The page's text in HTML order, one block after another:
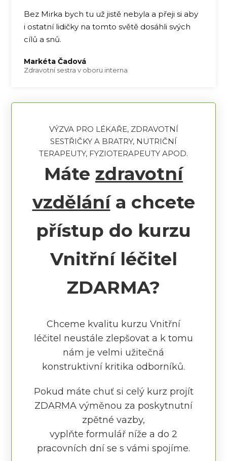
Bez Mirka bych tu už jistě nebyla a přeji si aby
i ostatní lidičky na tomto světě dosáhli svých
cílů a snů.
Markéta Čadová
Zdravotní sestra v oboru interna
VÝZVA PRO LÉKAŘE, ZDRAVOTNÍ
SESTŘIČKY A BRATRY, NUTRIČNÍ
TERAPEUTY, FYZIOTERAPEUTY APOD.
Máte zdravotní
vzdělánía chcete
přístup do kurzu
Vnitřní léčitel
ZDARMA?
Chceme kvalitu kurzu Vnitřní
léčitel neustále zlepšovat a k tomu
nám je velmi užitečná
konstruktivní kritika odborníků.
Pokud máte chuť si celý kurz projít
ZDARMA výměnou za poskytnutní
zpětné vazby,
vyplňte formulář níže a do 2
pracovních dní se s vámi spojíme.